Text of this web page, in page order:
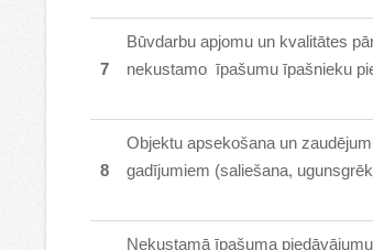
7
Būvdarbu apjomu un kvalitātes
nekustamo īpašumu īpašnieku
8
Objektu apsekošana un
gadījumiem (saliešana,
Nekustamā īpašuma